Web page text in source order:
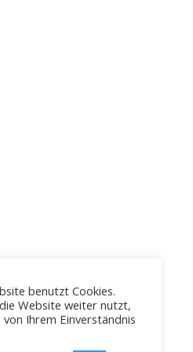
benutzt Cookies.
Website weiter nutzt,
von Ihrem Einverständnis